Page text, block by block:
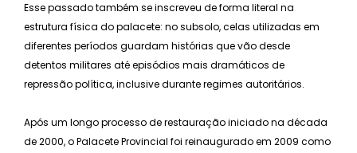
Esse passado também se inscreveu de forma literal na
estrutura física do palacete: no subsolo, celas utilizadas em
diferentes períodos guardam histórias que vão desde
detentos militares até episódios mais dramáticos de
repressão política, inclusive durante regimes autoritários.
Após um longo processo de restauração iniciado na década
de 2000, o Palacete Provincial foi reinaugurado em 2009 como